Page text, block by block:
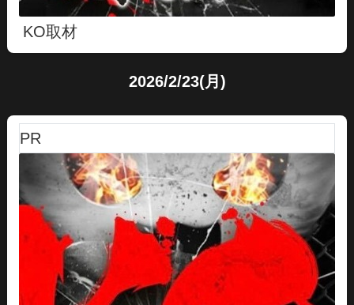
KO取材
2026/2/23(月)
PR